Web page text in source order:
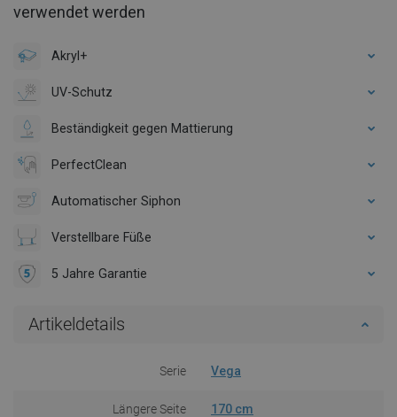
verwendet werden
Akryl+
UV-Schutz
Beständigkeit gegen Mattierung
PerfectClean
Automatischer Siphon
Verstellbare Füße
5 Jahre Garantie
Artikeldetails
Serie Vega
Längere Seite 170 cm